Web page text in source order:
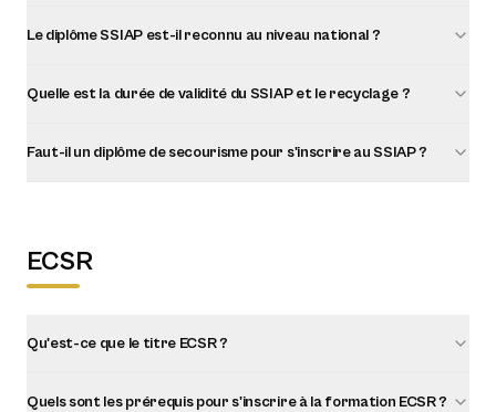
Le diplôme SSIAP est-il reconnu au niveau national ?
Quelle est la durée de validité du SSIAP et le recyclage ?
Faut-il un diplôme de secourisme pour s'inscrire au SSIAP ?
ECSR
Qu'est-ce que le titre ECSR ?
Quels sont les prérequis pour s'inscrire à la formation ECSR ?